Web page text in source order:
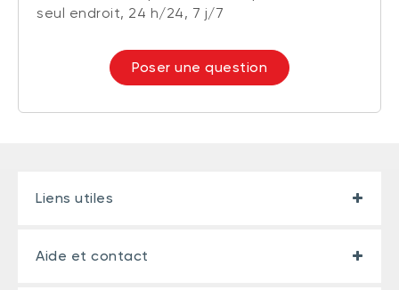
seul endroit, 24 h/24, 7 j/7
Poser une question
Liens utiles
Aide et contact